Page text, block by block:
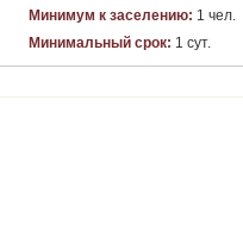
Минимум к заселению: 1 чел.
Минимальный срок: 1 сут.